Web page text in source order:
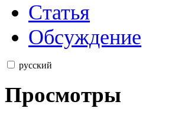
Статья
Обсуждение
русский
Просмотры